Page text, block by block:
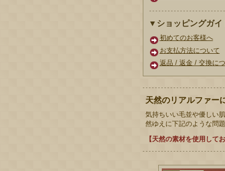
▼ショッピングガイ
初めてのお客様へ
お支払方法について
返品 / 返金 / 交換に
天然のリアルファー
気持ちいい毛並や優しい
然ゆえに下記のような問
【天然の素材を使用して